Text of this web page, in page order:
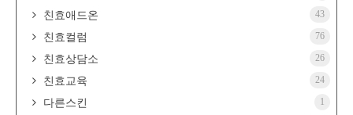
친효애드온 43
친효컬럼 76
친효상담소 26
친효교육 24
다른스킨 1